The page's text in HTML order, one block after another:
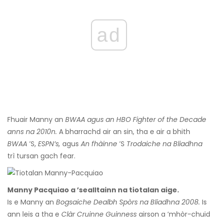
ad
Fhuair Manny an BWAA agus an HBO Fighter of the Decade
anns na 2010n. A bharrachd air an sin, tha e air a bhith
BWAA ’S, ESPN’s, agus An fhàinne ’S Trodaiche na Bliadhna
trì tursan gach fear.
Manny Pacquiao a ’sealltainn na tiotalan aige.
Is e Manny an Bogsaiche Dealbh Spòrs na Bliadhna 2008. Is
ann leis a tha e Clàr Cruinne Guinness airson a ’mhòr-chuid